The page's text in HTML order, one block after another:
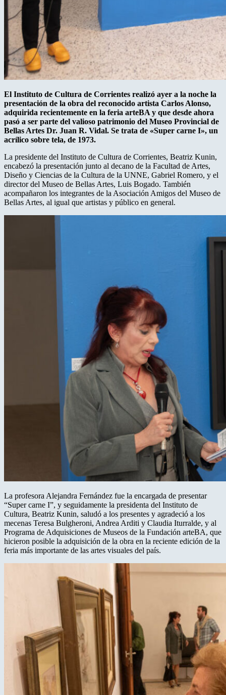
El Instituto de Cultura de Corrientes realizó ayer a la noche la
presentación de la obra del reconocido artista Carlos Alonso,
adquirida recientemente en la feria arteBA y que desde ahora
pasó a ser parte del valioso patrimonio del Museo Provincial de
Bellas Artes Dr. Juan R. Vidal. Se trata de «Super carne I», un
acrílico sobre tela, de 1973.
La presidente del Instituto de Cultura de Corrientes, Beatriz Kunin,
encabezó la presentación junto al decano de la Facultad de Artes,
Diseño y Ciencias de la Cultura de la UNNE, Gabriel Romero, y el
director del Museo de Bellas Artes, Luis Bogado. También
acompañaron los integrantes de la Asociación Amigos del Museo de
Bellas Artes, al igual que artistas y público en general.
La profesora Alejandra Fernández fue la encargada de presentar
“Super carne I”, y seguidamente la presidenta del Instituto de
Cultura, Beatriz Kunin, saludó a los presentes y agradeció a los
mecenas Teresa Bulgheroni, Andrea Arditi y Claudia Iturralde, y al
Programa de Adquisiciones de Museos de la Fundación arteBA, que
hicieron posible la adquisición de la obra en la reciente edición de la
feria más importante de las artes visuales del país.